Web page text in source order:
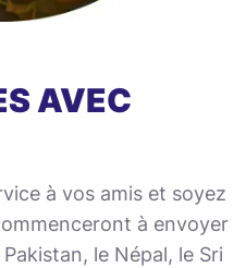
AVEC
à vos amis et soyez
à envoyer
le Népal, le Sri